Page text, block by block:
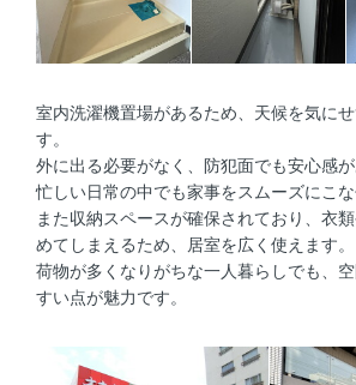
室内洗濯機置場があるため、天候を気に
す。
外に出る必要がなく、防犯面でも安心感が
忙しい日常の中でも家事をスムーズにこな
また収納スペースが確保されており、衣
めてしまえるため、居室を広く使えます。
荷物が多くなりがちな一人暮らしでも、
すい点が魅力です。